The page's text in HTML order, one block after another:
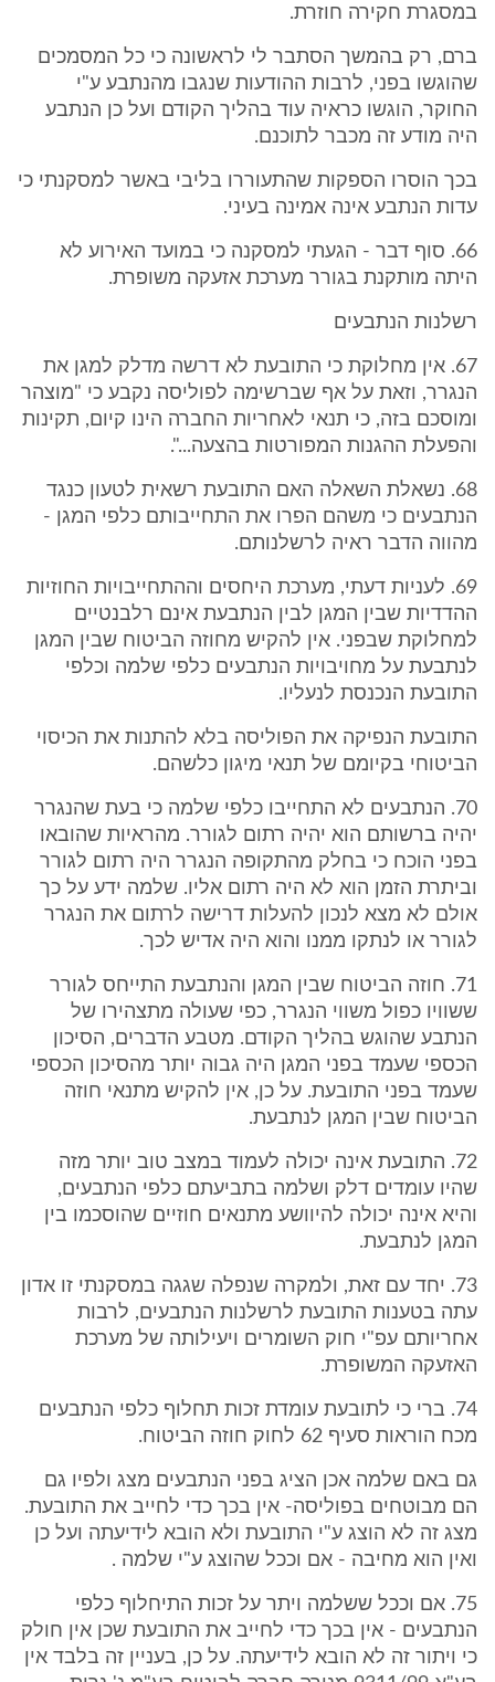
במסגרת חקירה חוזרת.
ברם, רק בהמשך הסתבר לי לראשונה כי כל המסמכים
שהוגשו בפני, לרבות ההודעות שנגבו מהנתבע ע"י
החוקר, הוגשו כראיה עוד בהליך הקודם ועל כן הנתבע
היה מודע זה מכבר לתוכנם.
בכך הוסרו הספקות שהתעוררו בליבי באשר למסקנתי כי
עדות הנתבע אינה אמינה בעיני.
66. סוף דבר - הגעתי למסקנה כי במועד האירוע לא
היתה מותקנת בגורר מערכת אזעקה משופרת.
רשלנות הנתבעים
67. אין מחלוקת כי התובעת לא דרשה מדלק למגן את
הנגרר, וזאת על אף שברשימה לפוליסה נקבע כי "מוצהר
ומוסכם בזה, כי תנאי לאחריות החברה הינו קיום, תקינות
והפעלת ההגנות המפורטות בהצעה...".
68. נשאלת השאלה האם התובעת רשאית לטעון כנגד
הנתבעים כי משהם הפרו את התחייבותם כלפי המגן -
מהווה הדבר ראיה לרשלנותם.
69. לעניות דעתי, מערכת היחסים וההתחייבויות החוזיות
ההדדיות שבין המגן לבין הנתבעת אינם רלבנטיים
למחלוקת שבפני. אין להקיש מחוזה הביטוח שבין המגן
לנתבעת על מחויבויות הנתבעים כלפי שלמה וכלפי
התובעת הנכנסת לנעליו.
התובעת הנפיקה את הפוליסה בלא להתנות את הכיסוי
הביטוחי בקיומם של תנאי מיגון כלשהם.
70. הנתבעים לא התחייבו כלפי שלמה כי בעת שהנגרר
יהיה ברשותם הוא יהיה רתום לגורר. מהראיות שהובאו
בפני הוכח כי בחלק מהתקופה הנגרר היה רתום לגורר
וביתרת הזמן הוא לא היה רתום אליו. שלמה ידע על כך
אולם לא מצא לנכון להעלות דרישה לרתום את הנגרר
לגורר או לנתקו ממנו והוא היה אדיש לכך.
71. חוזה הביטוח שבין המגן והנתבעת התייחס לגורר
ששוויו כפול משווי הנגרר, כפי שעולה מתצהירו של
הנתבע שהוגש בהליך הקודם. מטבע הדברים, הסיכון
הכספי שעמד בפני המגן היה גבוה יותר מהסיכון הכספי
שעמד בפני התובעת. על כן, אין להקיש מתנאי חוזה
הביטוח שבין המגן לנתבעת.
72. התובעת אינה יכולה לעמוד במצב טוב יותר מזה
שהיו עומדים דלק ושלמה בתביעתם כלפי הנתבעים,
והיא אינה יכולה להיוושע מתנאים חוזיים שהוסכמו בין
המגן לנתבעת.
73. יחד עם זאת, ולמקרה שנפלה שגגה במסקנתי זו אדון
עתה בטענות התובעת לרשלנות הנתבעים, לרבות
אחריותם עפ"י חוק השומרים ויעילותה של מערכת
האזעקה המשופרת.
74. ברי כי לתובעת עומדת זכות תחלוף כלפי הנתבעים
מכח הוראות סעיף 62 לחוק חוזה הביטוח.
גם באם שלמה אכן הציג בפני הנתבעים מצג ולפיו גם
הם מבוטחים בפוליסה- אין בכך כדי לחייב את התובעת.
מצג זה לא הוצג ע"י התובעת ולא הובא לידיעתה ועל כן
ואין הוא מחיבה - אם וככל שהוצג ע"י שלמה .
75. אם וככל ששלמה ויתר על זכות התיחלוף כלפי
הנתבעים - אין בכך כדי לחייב את התובעת שכן אין חולק
כי ויתור זה לא הובא לידיעתה. על כן, בעניין זה בלבד אין